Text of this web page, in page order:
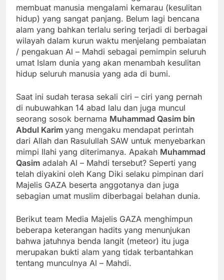
membuat manusia mengalami kemarau (kesulitan
hidup) yang sangat panjang. Belum lagi bencana
alam yang bahkan terlalu sering terjadi di berbagai
wilayah dalam kurun waktu menjelang pembaiatan
/ pengakuan Al – Mahdi sebagai pemimpin seluruh
umat Islam dunia yang akan menambah kesulitan
hidup seluruh manusia yang ada di bumi.
Saat ini sudah terasa sekali ciri – ciri yang pernah
di nubuwahkan 14 abad lalu dan juga muncul
seorang sosok bernama Muhammad Qasim bin
Abdul Karim yang mengaku mendapat perintah
dari Allah dan Rasulullah SAW untuk menyebarkan
mimpi Ilahi yang diterimanya. Apakah Muhammad
Qasim adalah Al – Mahdi tersebut? Seperti yang
telah diyakini oleh Kang Diki selaku pimpinan dari
Majelis GAZA beserta anggotanya dan juga
sebagian umat muslim diberbagai belahan dunia.
Berikut team Media Majelis GAZA menghimpun
beberapa keterangan hadits yang menunjukan
bahwa jatuhnya benda langit (meteor) itu juga
merupakan bukti alam yang tidak terbantahkan
tentang munculnya Al – Mahdi.